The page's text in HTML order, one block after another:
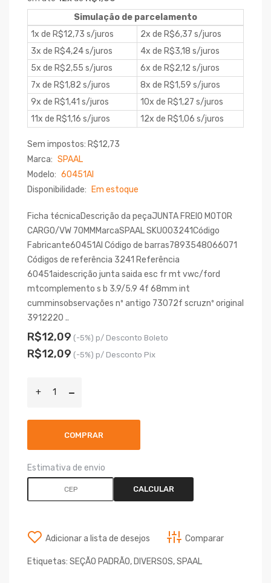
Simulação de parcelamento
1x de R$12,73 s/juros
2x de R$6,37 s/juros
3x de R$4,24 s/juros
4x de R$3,18 s/juros
5x de R$2,55 s/juros
6x de R$2,12 s/juros
7x de R$1,82 s/juros
8x de R$1,59 s/juros
9x de R$1,41 s/juros
10x de R$1,27 s/juros
11x de R$1,16 s/juros
12x de R$1,06 s/juros
Sem impostos: R$12,73
Marca: SPAAL
Modelo: 60451AI
Disponibilidade:
Em estoque
Ficha técnicaDescrição da peçaJUNTA FREIO MOTOR
CARGO/VW 70MMMarcaSPAAL SKU003241Código
Fabricante60451AI Código de barras7893548066071
Códigos de referência 3241 Referência
60451aidescrição junta saida esc fr mt vwc/ford
mtcomplemento s b 3.9/5.9 4f 68mm int
cumminsobservações nº antigo 73072f scruznº original
3912220 ..
R$12,09 (-5%) p/ Desconto Boleto
R$12,09 (-5%) p/ Desconto Pix
COMPRAR
Estimativa de envio
CALCULAR
Adicionar a lista de desejos Comparar
Etiquetas: SEÇÃO PADRÃO, DIVERSOS,SPAAL